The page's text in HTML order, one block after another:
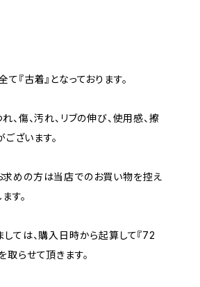
『古着』となっております。
、傷、汚れ、リブの伸び、使用感、擦
ざいます。
めの方は当店でのお買い物を控え
す。
ては、購入日時から起算して『72
らせて頂きます。